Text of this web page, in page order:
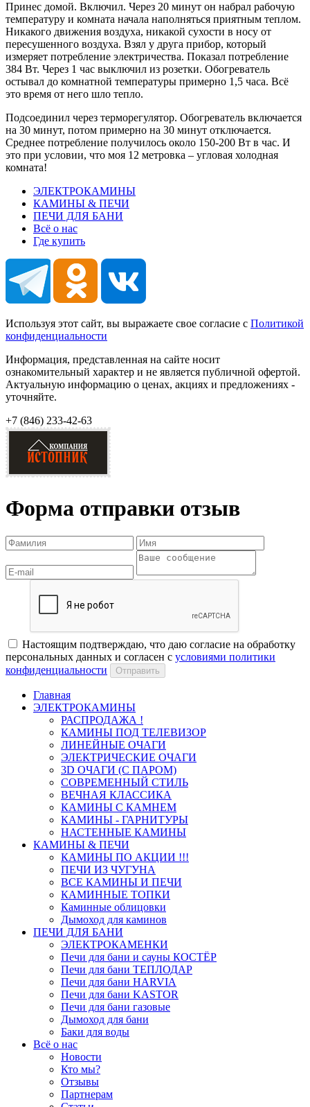
Принес домой. Включил. Через 20 минут он набрал рабочую
температуру и комната начала наполняться приятным теплом.
Никакого движения воздуха, никакой сухости в носу от
пересушенного воздуха. Взял у друга прибор, который
измеряет потребление электричества. Показал потребление
384 Вт. Через 1 час выключил из розетки. Обогреватель
остывал до комнатной температуры примерно 1,5 часа. Всё
это время от него шло тепло.
Подсоединил через терморегулятор. Обогреватель включается
на 30 минут, потом примерно на 30 минут отключается.
Среднее потребление получилось около 150-200 Вт в час. И
это при условии, что моя 12 метровка – угловая холодная
комната!
ЭЛЕКТРОКАМИНЫ
КАМИНЫ & ПЕЧИ
ПЕЧИ ДЛЯ БАНИ
Всё о нас
Где купить
Используя этот сайт, вы выражаете свое согласие с Политикой
конфиденциальности
Информация, представленная на сайте носит
ознакомительный характер и не является публичной офертой.
Актуальную информацию о ценах, акциях и предложениях -
уточняйте.
+7 (846) 233-42-63
Форма отправки отзыв
Настоящим подтверждаю, что даю согласие на обработку
персональных данных и согласен с условиями политики
конфиденциальности
Отправить
Главная
ЭЛЕКТРОКАМИНЫ
РАСПРОДАЖА !
КАМИНЫ ПОД ТЕЛЕВИЗОР
ЛИНЕЙНЫЕ ОЧАГИ
ЭЛЕКТРИЧЕСКИЕ ОЧАГИ
3D ОЧАГИ (С ПАРОМ)
СОВРЕМЕННЫЙ СТИЛЬ
ВЕЧНАЯ КЛАССИКА
КАМИНЫ С КАМНЕМ
КАМИНЫ - ГАРНИТУРЫ
НАСТЕННЫЕ КАМИНЫ
КАМИНЫ & ПЕЧИ
КАМИНЫ ПО АКЦИИ !!!
ПЕЧИ ИЗ ЧУГУНА
ВСЕ КАМИНЫ И ПЕЧИ
КАМИННЫЕ ТОПКИ
Каминные облицовки
Дымоход для каминов
ПЕЧИ ДЛЯ БАНИ
ЭЛЕКТРОКАМЕНКИ
Печи для бани и сауны КОСТЁР
Печи для бани ТЕПЛОДАР
Печи для бани HARVIA
Печи для бани KASTOR
Печи для бани газовые
Дымоход для бани
Баки для воды
Всё о нас
Новости
Кто мы?
Отзывы
Партнерам